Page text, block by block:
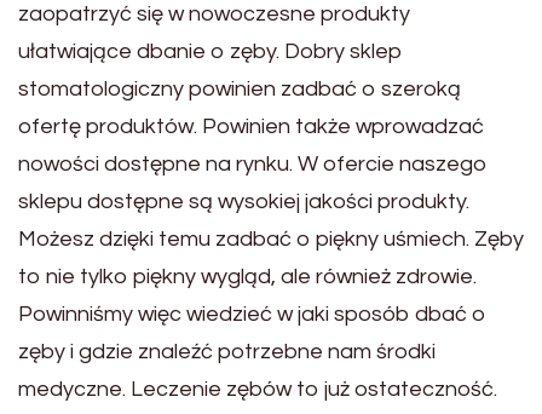
zaopatrzyć się w nowoczesne produkty
ułatwiające dbanie o zęby. Dobry sklep
stomatologiczny powinien zadbać o szeroką
ofertę produktów. Powinien także wprowadzać
nowości dostępne na rynku. W ofercie naszego
sklepu dostępne są wysokiej jakości produkty.
Możesz dzięki temu zadbać o piękny uśmiech. Zęby
to nie tylko piękny wygląd, ale również zdrowie.
Powinniśmy więc wiedzieć w jaki sposób dbać o
zęby i gdzie znaleźć potrzebne nam środki
medyczne. Leczenie zębów to już ostateczność.